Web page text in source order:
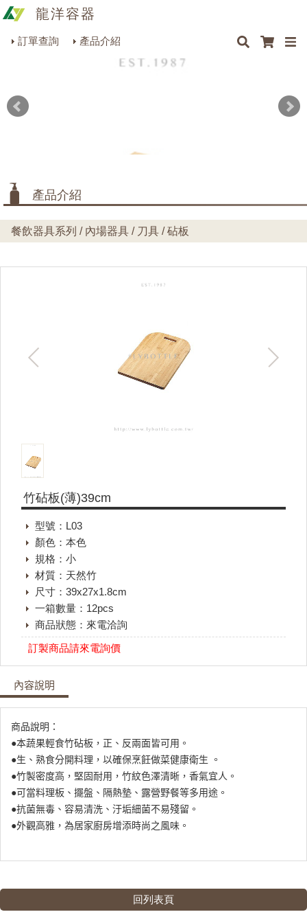
龍洋容器
訂單查詢
產品介紹
包裝材料系列
美容用品系列
最新消息 聯絡我們
產品介紹
餐飲器具系列 / 內場器具 / 刀具 / 砧板
竹砧板(薄)39cm
型號：L03
顏色：本色
規格：小
材質：天然竹
尺寸：39x27x1.8cm
一箱數量：12pcs
商品狀態：來電洽詢
訂製商品請來電詢價
內容說明
商品說明：
●本蔬果輕食竹砧板，正、反兩面皆可用。
●生、熟食分開料理，以確保烹飪做菜健康衛生 。
●竹製密度高，堅固耐用，竹紋色澤清晰，香氣宜人。
●可當料理板、擺盤、隔熱墊、露營野餐等多用途。
●抗菌無毒、容易清洗、汙垢細菌不易殘留。
●外觀高雅，為居家廚房增添時尚之風味。
回列表頁